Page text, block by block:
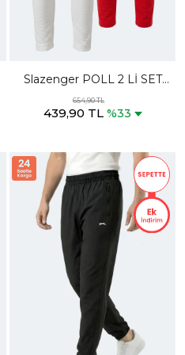
Slazenger POLL 2 Lİ SET
Kadın Cepli Slim Fit Bej -
Kırmızı Eşofman Altı
654,90 TL
439,90 TL %33